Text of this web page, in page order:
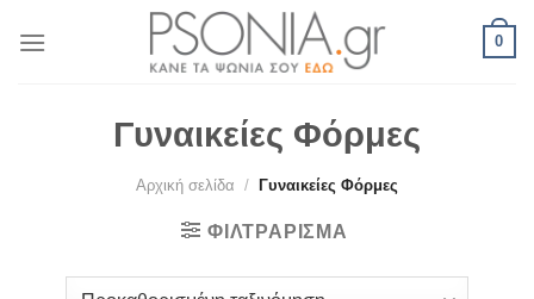
0
Γυναικείες Φόρμες
Αρχική σελίδα / Γυναικείες Φόρμες
ΦΙΛΤΡΆΡΙΣΜΑ